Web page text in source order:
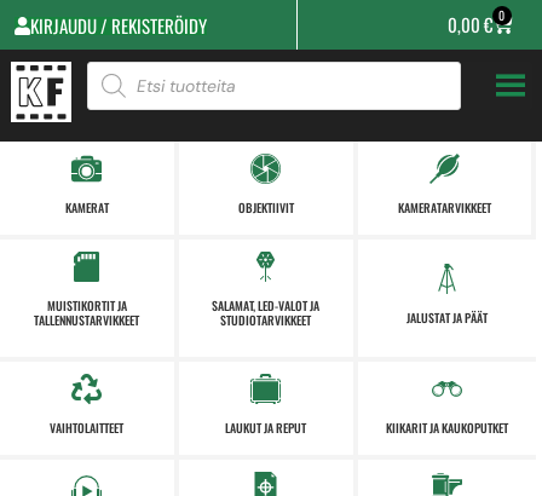
KIRJAUDU / REKISTERÖIDY 0,00€ 0
KAMERAT OBJEKTIIVIT KAMERATARVIKKEET
MUISTIKORTIT JA
TALLENNUSTARVIKKEET
SALAMAT, LED-VALOT JA
STUDIOTARVIKKEET
JALUSTAT JA PÄÄT
VAIHTOLAITTEET LAUKUT JA REPUT KIIKARIT JA KAUKOPUTKET